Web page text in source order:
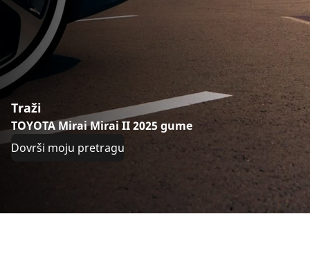
Traži
TOYOTA Mirai Mirai II 2025 gume
Dovrši moju pretragu